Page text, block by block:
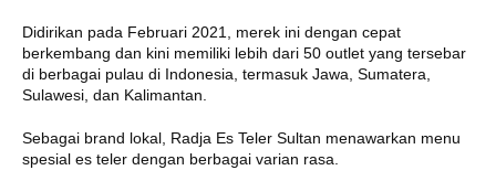
Didirikan pada Februari 2021, merek ini dengan cepat
berkembang dan kini memiliki lebih dari 50 outlet yang tersebar
di berbagai pulau di Indonesia, termasuk Jawa, Sumatera,
Sulawesi, dan Kalimantan.
Sebagai brand lokal, Radja Es Teler Sultan menawarkan menu
spesial es teler dengan berbagai varian rasa.